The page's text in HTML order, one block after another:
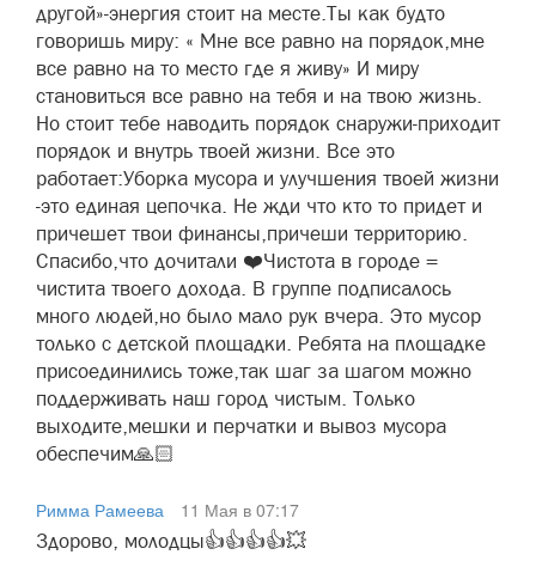
другой»-энергия стоит на месте.Ты как будто
говоришь миру: « Мне все равно на порядок,мне
все равно на то место где я живу» И миру
становиться все равно на тебя и на твою жизнь.
Но стоит тебе наводить порядок снаружи-приходит
порядок и внутрь твоей жизни. Все это
работает:Уборка мусора и улучшения твоей жизни
-это единая цепочка. Не жди что кто то придет и
причешет твои финансы,причеши территорию.
Спасибо,что дочитали ❤️Чистота в городе =
чистита твоего дохода. В группе подписалось
много людей,но было мало рук вчера. Это мусор
только с детской площадки. Ребята на площадке
присоединились тоже,так шаг за шагом можно
поддерживать наш город чистым. Только
выходите,мешки и перчатки и вывоз мусора
обеспечим🙏🏻
Римма Рамеева
11 Мая в 07:17
Здорово, молодцы👍👍👍👍💥